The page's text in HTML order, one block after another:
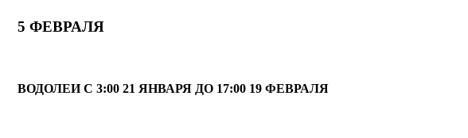
5 ФЕВРАЛЯ
ВОДОЛЕИ С 3:00 21 ЯНВАРЯ ДО 17:00 19 ФЕВРАЛЯ